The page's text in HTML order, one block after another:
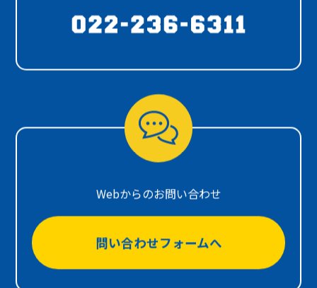
Webからのお問い合わせ
問い合わせフォームへ